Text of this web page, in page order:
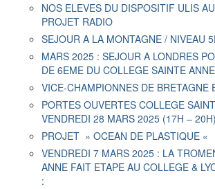
NOS ELEVES DU DISPOSITIF ULIS
PROJET RADIO
SEJOUR A LA MONTAGNE / NIVEAU
MARS 2025 : SEJOUR A LONDRES
DE 6EME DU COLLEGE SAINTE
VICE-CHAMPIONNES DE BRETAGNE
PORTES OUVERTES COLLEGE
VENDREDI 28 MARS 2025 (17H –
PROJET » OCEAN DE PLASTIQUE «
VENDREDI 7 MARS 2025 : LA
ANNE FAIT ETAPE AU COLLEGE &
: